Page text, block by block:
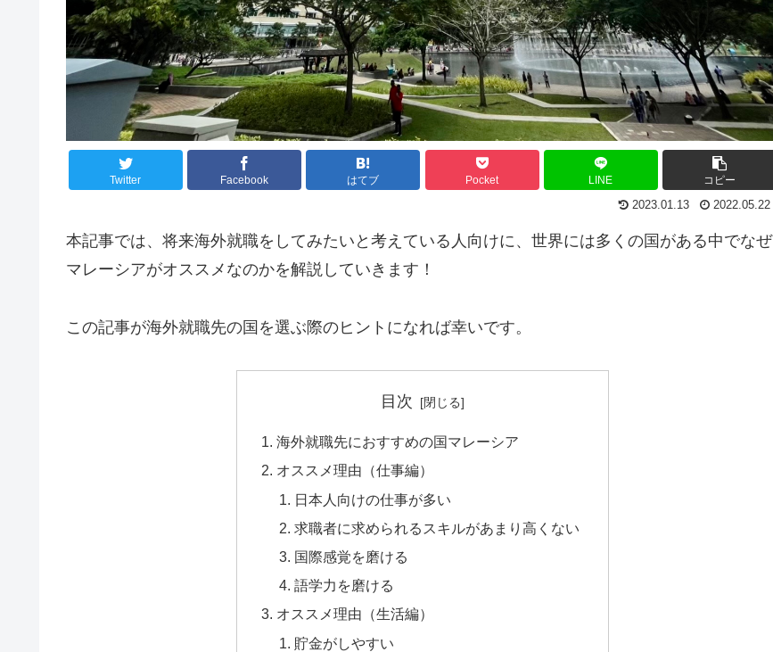
Twitter Facebook はてブ Pocket LINE コピー
2023.01.13 2022.05.22
本記事では、将来海外就職をしてみたいと考えている人向けに、世界には多くの国がある中でなぜ
マレーシアがオススメなのかを解説していきます！
この記事が海外就職先の国を選ぶ際のヒントになれば幸いです。
目次
海外就職先におすすめの国マレーシア
オススメ理由（仕事編）
日本人向けの仕事が多い
求職者に求められるスキルがあまり高くない
国際感覚を磨ける
語学力を磨ける
オススメ理由（生活編）
貯金がしやすい